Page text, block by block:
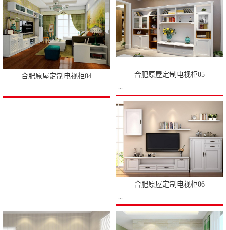
合肥原屋定制电视柜04
...
合肥原屋定制电视柜05
...
合肥原屋定制电视柜06